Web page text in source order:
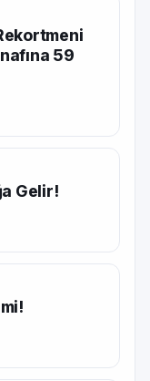
59
Gelir!